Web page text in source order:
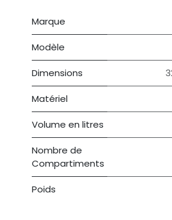
Marque
Modèle
Dimensions
Matériel
Volume en litres
Nombre de
Compartiments
Poids